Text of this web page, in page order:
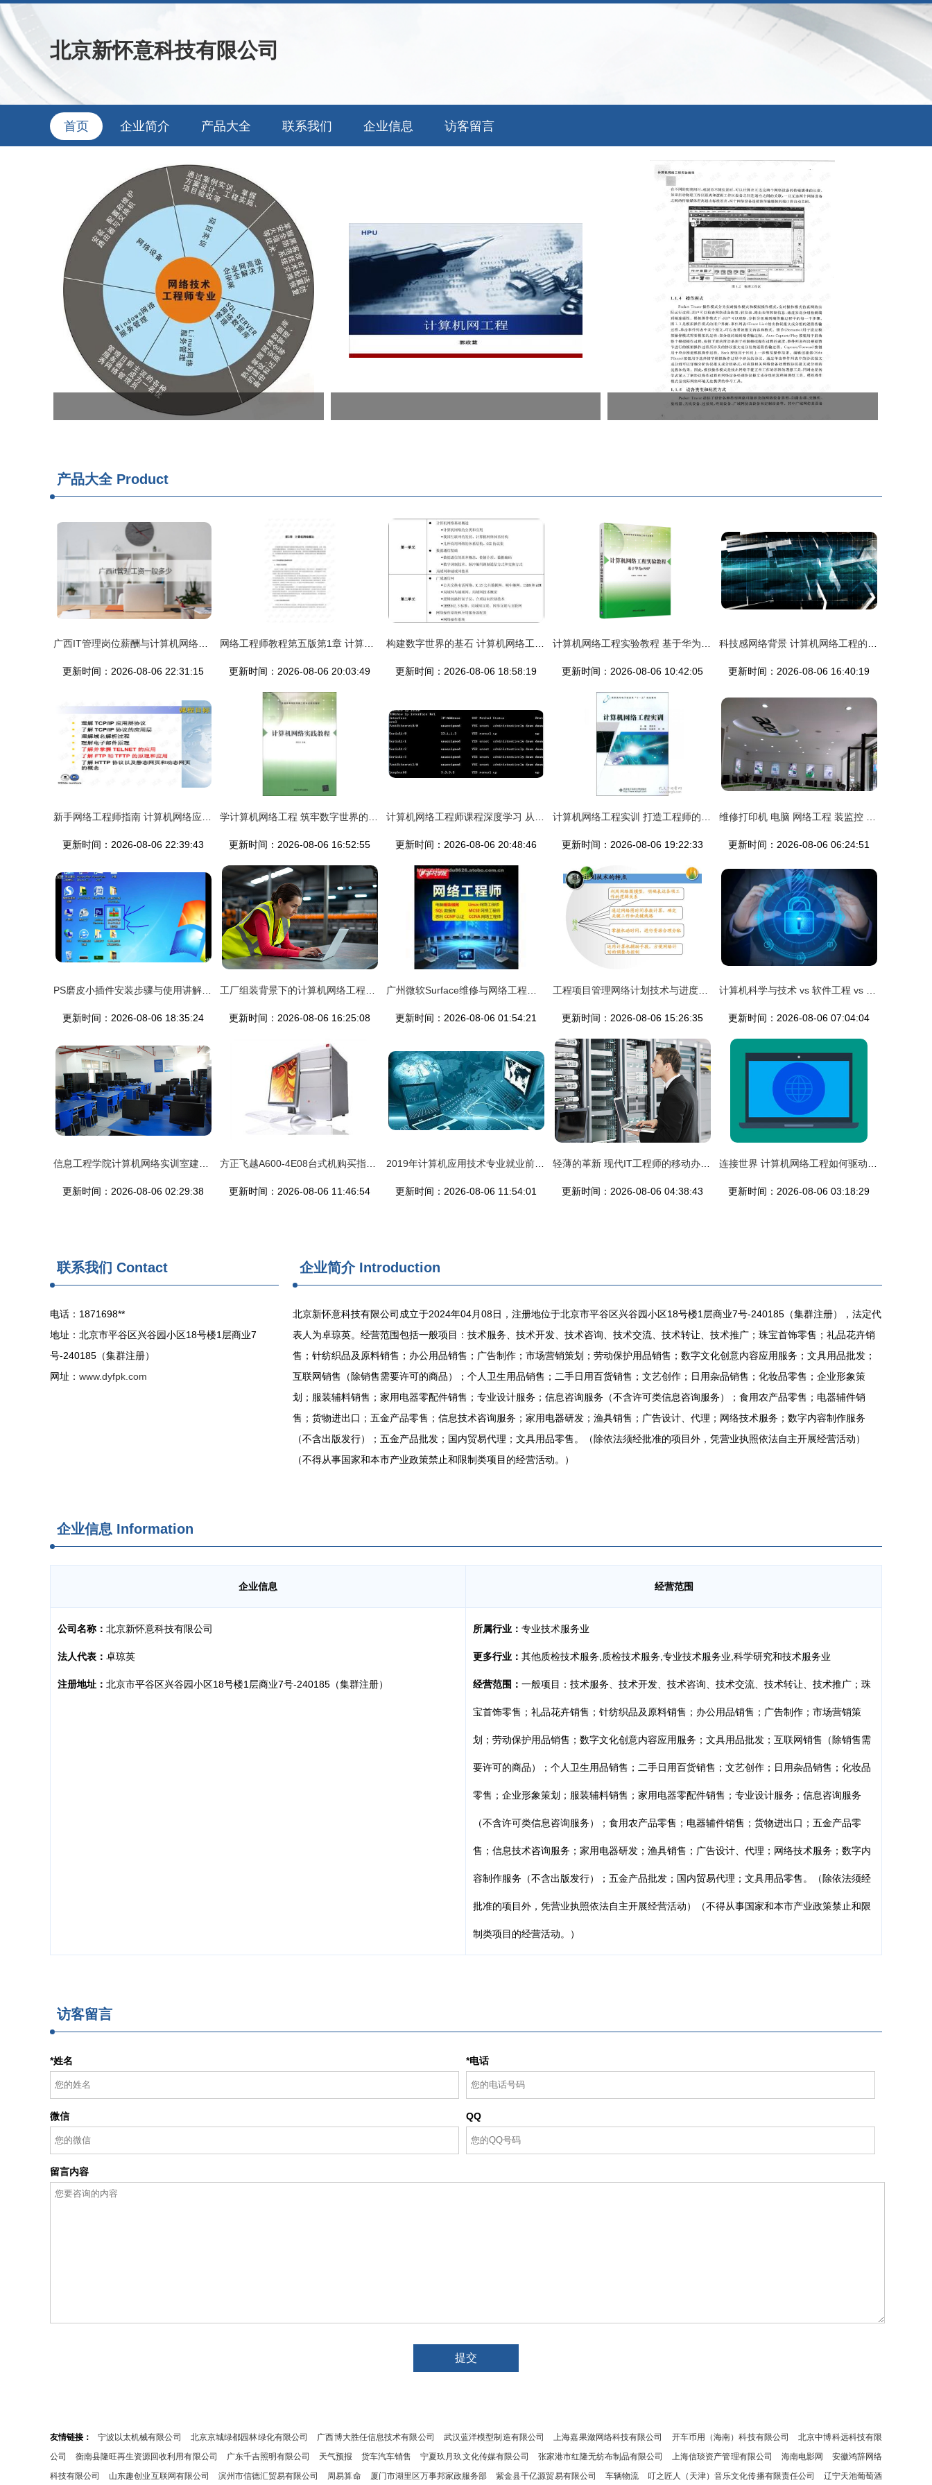
北京新怀意科技有限公司
首页 企业简介 产品大全 联系我们 企业信息 访客留言
产品大全Product
更新时间：2026-08-06 22:31:15 更新时间：2026-08-06 20:03:49 更新时间：2026-08-06 18:58:19 更新时间：2026-08-06 10:42:05 更新时间：2026-08-06 16:40:19
更新时间：2026-08-06 22:39:43 更新时间：2026-08-06 16:52:55 更新时间：2026-08-06 20:48:46 更新时间：2026-08-06 19:22:33 更新时间：2026-08-06 06:24:51
更新时间：2026-08-06 18:35:24 更新时间：2026-08-06 16:25:08 更新时间：2026-08-06 01:54:21 更新时间：2026-08-06 15:26:35 更新时间：2026-08-06 07:04:04
更新时间：2026-08-06 02:29:38 更新时间：2026-08-06 11:46:54 更新时间：2026-08-06 11:54:01 更新时间：2026-08-06 04:38:43 更新时间：2026-08-06 03:18:29
联系我们 Contact
电话：1871698**
地址：北京市平谷区兴谷园小区18号楼1层商业7
号-240185（集群注册）
网址： www.dyfpk.com
企业简介Introduction
北京新怀意科技有限公司成立于2024年04月08日，注册地位于北京市平谷区兴谷园小区18号楼1层商业7号-240185（集群注册），法定代
表人为卓琼英。经营范围包括一般项目：技术服务、技术开发、技术咨询、技术交流、技术转让、技术推广；珠宝首饰零售；礼品花卉销
售；针纺织品及原料销售；办公用品销售；广告制作；市场营销策划；劳动保护用品销售；数字文化创意内容应用服务；文具用品批发；
互联网销售（除销售需要许可的商品）；个人卫生用品销售；二手日用百货销售；文艺创作；日用杂品销售；化妆品零售；企业形象策
划；服装辅料销售；家用电器零配件销售；专业设计服务；信息咨询服务（不含许可类信息咨询服务）；食用农产品零售；电器辅件销
售；货物进出口；五金产品零售；信息技术咨询服务；家用电器研发；渔具销售；广告设计、代理；网络技术服务；数字内容制作服务
（不含出版发行）；五金产品批发；国内贸易代理；文具用品零售。（除依法须经批准的项目外，凭营业执照依法自主开展经营活动）
（不得从事国家和本市产业政策禁止和限制类项目的经营活动。）
企业信息 Information
企业信息 经营范围
公司名称： 北京新怀意科技有限公司
法人代表： 卓琼英
注册地址： 北京市平谷区兴谷园小区18号楼1层商业7号-240185（集群注册）
所属行业： 专业技术服务业
更多行业： 其他质检技术服务,质检技术服务,专业技术服务业,科学研究和技术服务业
经营范围： 一般项目：技术服务、技术开发、技术咨询、技术交流、技术转让、技术推广；珠
宝首饰零售；礼品花卉销售；针纺织品及原料销售；办公用品销售；广告制作；市场营销策
划；劳动保护用品销售；数字文化创意内容应用服务；文具用品批发；互联网销售（除销售需
要许可的商品）；个人卫生用品销售；二手日用百货销售；文艺创作；日用杂品销售；化妆品
零售；企业形象策划；服装辅料销售；家用电器零配件销售；专业设计服务；信息咨询服务
（不含许可类信息咨询服务）；食用农产品零售；电器辅件销售；货物进出口；五金产品零
售；信息技术咨询服务；家用电器研发；渔具销售；广告设计、代理；网络技术服务；数字内
容制作服务（不含出版发行）；五金产品批发；国内贸易代理；文具用品零售。（除依法须经
批准的项目外，凭营业执照依法自主开展经营活动）（不得从事国家和本市产业政策禁止和限
制类项目的经营活动。）
访客留言
*姓名 *电话
微信 QQ
留言内容
友情链接： 宁波以太机械有限公司 北京京城绿都园林绿化有限公司 广西博大胜任信息技术有限公司 武汉蓝洋模型制造有限公司 上海嘉果潋网络科技有限公司 开车币用（海南）科技有限公司
北京中博科远科技有限
公司
衡南县隆旺再生资源回收利用有限公司 广东千吉照明有限公司 天气预报 货车汽车销售 宁夏玖月玖文化传媒有限公司 张家港市红隆无纺布制品有限公司 上海信琰资产管理有限公司 海南电影网
安徽鸿辞网络
科技有限公司
山东趣创业互联网有限公司 滨州市信德汇贸易有限公司 周易算命 厦门市湖里区万事邦家政服务部 紫金县千亿源贸易有限公司 车辆物流 叮之匠人（天津）音乐文化传播有限责任公司 辽宁天池葡萄酒